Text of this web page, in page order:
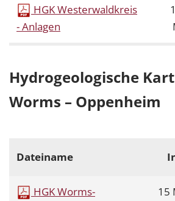
HGK Westerwaldkreis
- Anlagen
Hydrogeologische
Worms – Oppenheim
Dateiname
HGK Worms-
15